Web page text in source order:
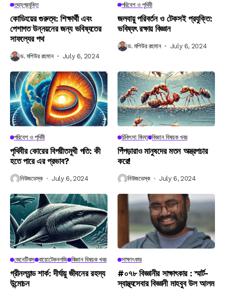
তথ্যপ্রযুক্তি
কোডিংয়ের গুরুত্ব: শিক্ষার্থী এবং
পেশাগত উন্নয়নের জন্য ভবিষ্যতের
সাফল্যের পথ
ড. মশিউর রহমান July 6, 2024
পরিবেশ ও পৃথিবী
জলবায়ু পরিবর্তন ও টেকসই প্রযুক্তি:
ভবিষ্যৎ রক্ষায় বিজ্ঞান
ড. মশিউর রহমান July 6, 2024
পরিবেশ ও পৃথিবী
পৃথিবীর কোরের বিপরীতমুখী গতি: কী
হতে পারে এর প্রভাব?
নিউজডেস্ক July 6, 2024
চিকিৎসা বিদ্যা বিজ্ঞান বিষয়ক খবর
পিঁপড়ারাও মানুষদের মতন অস্ত্রপচার
করে!
নিউজডেস্ক July 6, 2024
জেনেটিকস বায়োটেকনলজি বিজ্ঞান বিষয়ক খবর
গ্রীনল্যান্ড শার্ক: দীর্ঘায়ু জীবনের রহস্য
উন্মোচন
সাক্ষাৎকার
#০৭৮ বিজ্ঞানীর সাক্ষাৎকার : স্মার্ট-
স্বাস্থ্যসেবার বিজ্ঞানী মাহবুব উল আলম